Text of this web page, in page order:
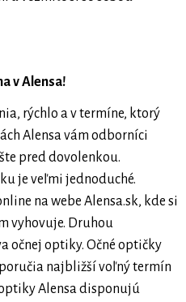
v Alensa!
rýchlo a v termíne, ktorý
Alensa vám odborníci
pred dovolenkou.
je veľmi jednoduché.
na webe Alensa.sk, kde si
vyhovuje. Druhou
očnej optiky. Očné optičky
najbližší voľný termín
Alensa disponujú